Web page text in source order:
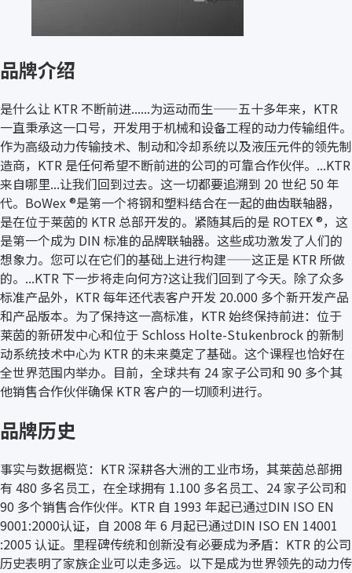
品牌介绍
是什么让 KTR 不断前进......为运动而生——五十多年来，KTR
一直秉承这一口号，开发用于机械和设备工程的动力传输组件。
作为高级动力传输技术、制动和冷却系统以及液压元件的领先制
造商，KTR 是任何希望不断前进的公司的可靠合作伙伴。...KTR
来自哪里...让我们回到过去。这一切都要追溯到 20 世纪 50 年
代。BoWex ®是第一个将钢和塑料结合在一起的曲齿联轴器，
是在位于莱茵的 KTR 总部开发的。紧随其后的是 ROTEX ®，这
是第一个成为 DIN 标准的品牌联轴器。这些成功激发了人们的
想象力。您可以在它们的基础上进行构建——这正是 KTR 所做
的。...KTR 下一步将走向何方?这让我们回到了今天。除了众多
标准产品外，KTR 每年还代表客户开发 20.000 多个新开发产品
和产品版本。为了保持这一高标准，KTR 始终保持前进：位于
莱茵的新研发中心和位于 Schloss Holte-Stukenbrock 的新制
动系统技术中心为 KTR 的未来奠定了基础。这个课程也恰好在
全世界范围内举办。目前，全球共有 24 家子公司和 90 多个其
他销售合作伙伴确保 KTR 客户的一切顺利进行。
品牌历史
事实与数据概览：KTR 深耕各大洲的工业市场，其莱茵总部拥
有 480 多名员工，在全球拥有 1.100 多名员工、24 家子公司和
90 多个销售合作伙伴。KTR 自 1993 年起已通过DIN ISO EN
9001:2000认证，自 2008 年 6 月起已通过DIN ISO EN 14001
:2005 认证。里程碑传统和创新没有必要成为矛盾：KTR 的公司
历史表明了家族企业可以走多远。以下是成为世界领先的动力传